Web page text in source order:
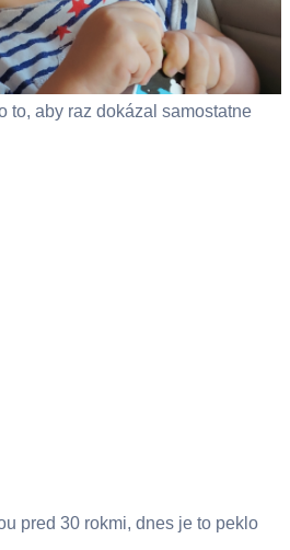
to, aby raz dokázal samostatne
pred 30 rokmi, dnes je to peklo